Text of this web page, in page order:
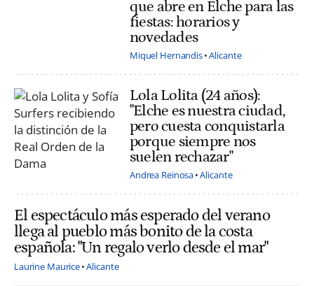
que abre en Elche para las
fiestas: horarios y
novedades
Miquel Hernandis Alicante
Lola Lolita (24 años):
"Elche es nuestra ciudad,
pero cuesta conquistarla
porque siempre nos
suelen rechazar"
Andrea Reinosa Alicante
El espectáculo más esperado del verano
llega al pueblo más bonito de la costa
española: "Un regalo verlo desde el mar"
Laurine Maurice Alicante